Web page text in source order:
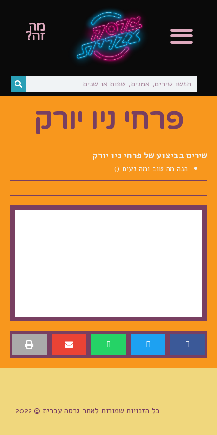
מה
זה?
פרחי ניו יורק
שירים בביצוע של פרחי ניו יורק
הנה מה טוב ומה נעים ()
כל הזכויות שמורות לאתר גרסה עברית ©
2022